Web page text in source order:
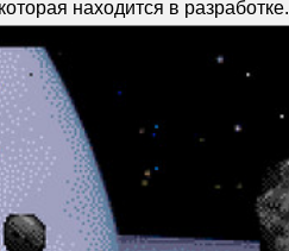
находится в разработке.